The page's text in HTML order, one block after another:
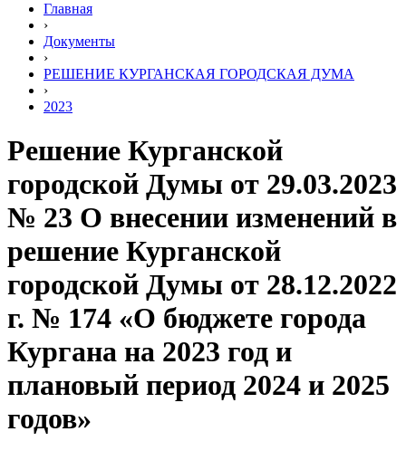
Главная
›
Документы
›
РЕШЕНИЕ КУРГАНСКАЯ ГОРОДСКАЯ ДУМА
›
2023
Решение Курганской
городской Думы от 29.03.2023
№ 23 О внесении изменений в
решение Курганской
городской Думы от 28.12.2022
г. № 174 «О бюджете города
Кургана на 2023 год и
плановый период 2024 и 2025
годов»